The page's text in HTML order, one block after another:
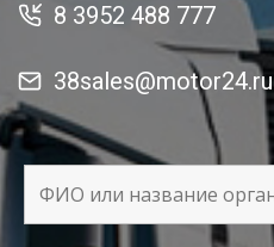
8 3952 488 777
38sales@motor24.ru